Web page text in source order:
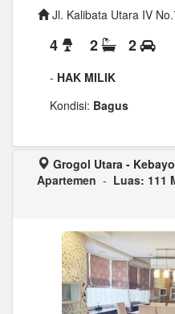
Jl. Kalibata Utara IV
4 2 2
- HAK MILIK
Kondisi: Bagus
Grogol Utara -
Apartemen - Luas: 111